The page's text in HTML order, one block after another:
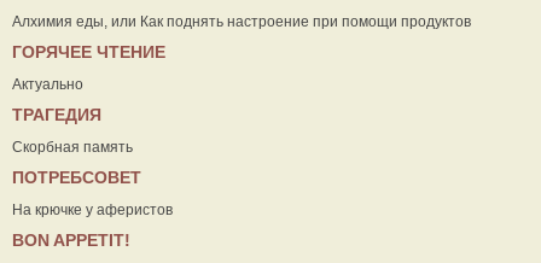
Алхимия еды, или Как поднять настроение при помощи продуктов
ГОРЯЧЕЕ ЧТЕНИЕ
Актуально
ТРАГЕДИЯ
Скорбная память
ПОТРЕБСОВЕТ
На крючке у аферистов
ВON APPETIT!